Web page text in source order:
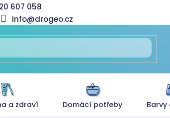
607 058
info@drogeo.cz
a zdraví Domácí potřeby